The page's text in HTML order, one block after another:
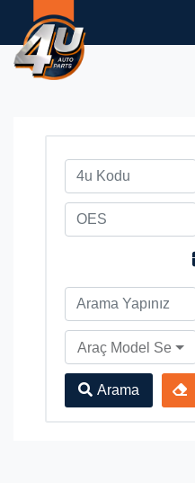
Araç Model Seçiniz
Arama